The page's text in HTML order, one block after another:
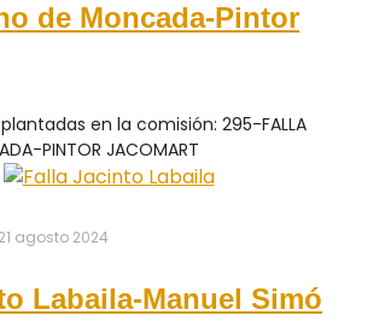
de Moncada-Pintor
en la comisión: 295-FALLA
PINTOR JACOMART
21 agosto 2024
Labaila-Manuel Simó